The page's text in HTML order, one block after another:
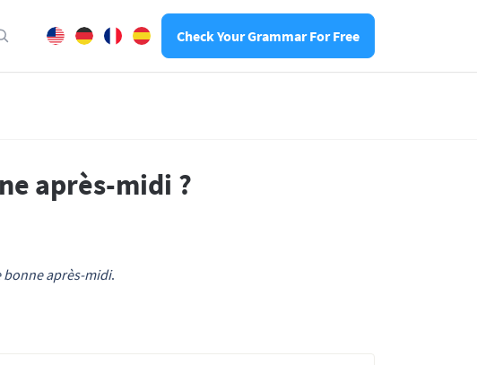
Check Your Grammar For Free
après-midi ?
bonne après-midi.